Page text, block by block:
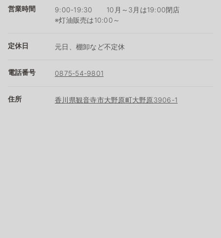
営業時間
9:00-19:30 10月～3月は19:00閉店
※灯油販売は10:00～
定休日 元日、棚卸など不定休
電話番号 0875-54-9801
住所 香川県観音寺市大野原町大野原3906-1